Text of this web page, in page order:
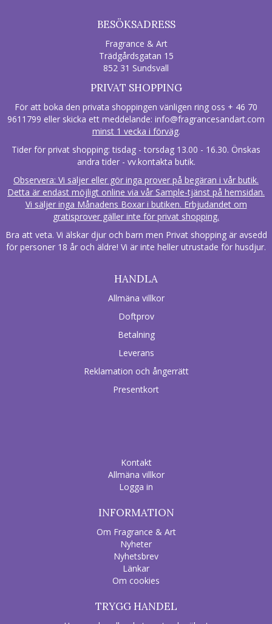
BESÖKSADRESS
Fragrance & Art
Trädgårdsgatan 15
852 31 Sundsvall
PRIVAT SHOPPING
För att boka den privata shoppingen vänligen ring oss + 46 70
9611799 eller skicka ett meddelande: info@fragrancesandart.com
minst 1 vecka i förväg.
Tider för privat shopping: tisdag - torsdag 13.00 - 16.30. Önskas
andra tider - vv.kontakta butik.
Observera: Vi säljer eller gör inga prover på begäran i vår butik.
Detta är endast möjligt online via vår Sample-tjänst på hemsidan.
Vi säljer inga Månadens Boxar i butiken. Erbjudandet om
gratisprover gäller inte för privat shopping.
Bra att veta. Vi älskar djur och barn men Privat shopping är avsedd
för personer 18 år och äldre! Vi är inte heller utrustade för husdjur.
HANDLA
Allmäna villkor
Doftprov
Betalning
Leverans
Reklamation och ångerrätt
Presentkort
Kontakt
Allmäna villkor
Logga in
INFORMATION
Om Fragrance & Art
Nyheter
Nyhetsbrev
Länkar
Om cookies
TRYGG HANDEL